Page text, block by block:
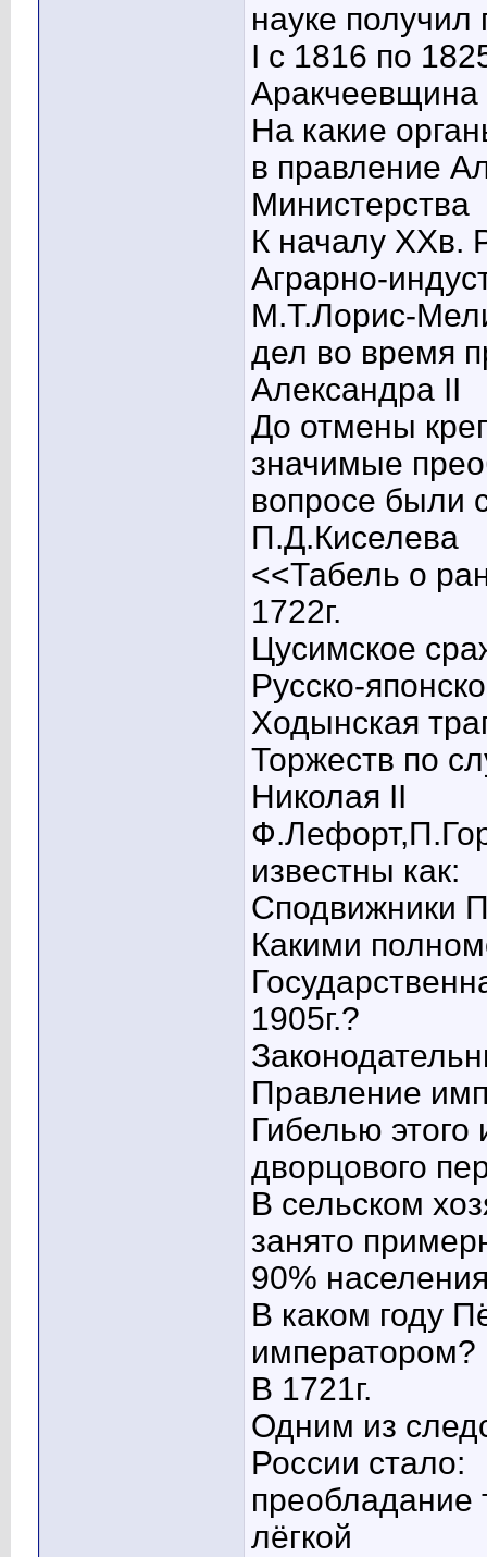
науке
I c 1816 по
Аракчеевщина
На какие
в правление
Министерства
К началу XXв.
Аграрно-
М.Т.Лорис-
дел во время
Александра II
До отмены
значимые
вопросе были
П.Д.Киселева
<<Табель о
1722г.
Цусимское
Русско-
Ходынская
Торжеств по
Николая II
известны как:
Сподвижники
Какими
1905г.?
Правление
Гибелью этого
дворцового
В сельском
занято
90%
В каком году
императором?
В 1721г.
Одним из
России стало:
лёгкой